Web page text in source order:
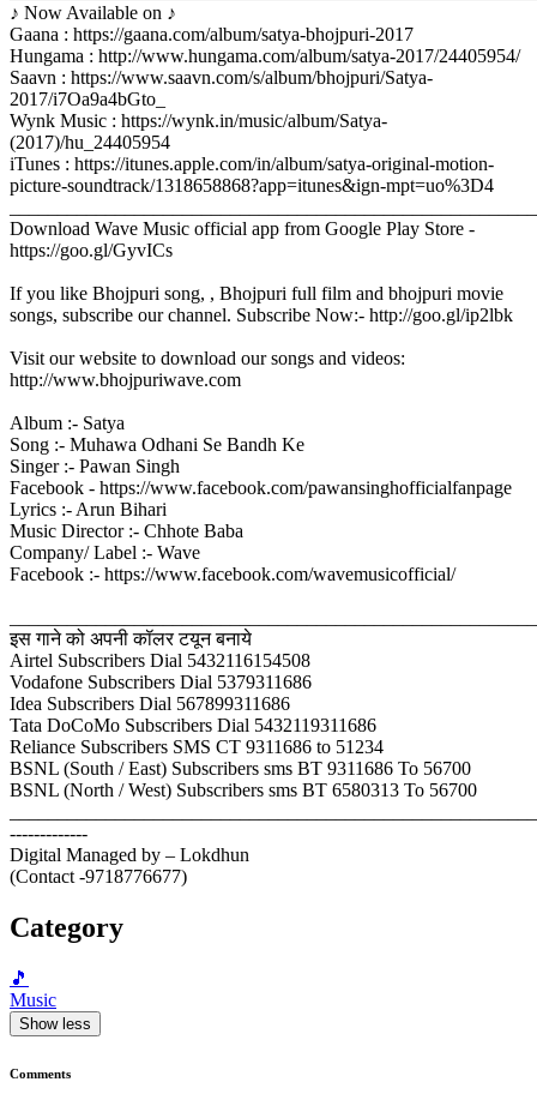
♪ Now Available on ♪
Gaana : https://gaana.com/album/satya-bhojpuri-2017
Hungama : http://www.hungama.com/album/satya-2017/24405954/
Saavn : https://www.saavn.com/s/album/bhojpuri/Satya-
2017/i7Oa9a4bGto_
Wynk Music : https://wynk.in/music/album/Satya-
(2017)/hu_24405954
iTunes : https://itunes.apple.com/in/album/satya-original-motion-
picture-soundtrack/1318658868?app=itunes&ign-mpt=uo%3D4
Download Wave Music official app from Google Play Store -
https://goo.gl/GyvICs
If you like Bhojpuri song, , Bhojpuri full film and bhojpuri movie
songs, subscribe our channel. Subscribe Now:- http://goo.gl/ip2lbk
Visit our website to download our songs and videos:
http://www.bhojpuriwave.com
Album :- Satya
Song :- Muhawa Odhani Se Bandh Ke
Singer :- Pawan Singh
Facebook - https://www.facebook.com/pawansinghofficialfanpage
Lyrics :- Arun Bihari
Music Director :- Chhote Baba
Company/ Label :- Wave
Facebook :- https://www.facebook.com/wavemusicofficial/
इस गाने को अपनी कॉलर टयून बनाये
Airtel Subscribers Dial 5432116154508
Vodafone Subscribers Dial 5379311686
Idea Subscribers Dial 567899311686
Tata DoCoMo Subscribers Dial 5432119311686
Reliance Subscribers SMS CT 9311686 to 51234
BSNL (South / East) Subscribers sms BT 9311686 To 56700
BSNL (North / West) Subscribers sms BT 6580313 To 56700
-------------
Digital Managed by – Lokdhun
(Contact -9718776677)
Category
🎵
Music
Show less
Comments